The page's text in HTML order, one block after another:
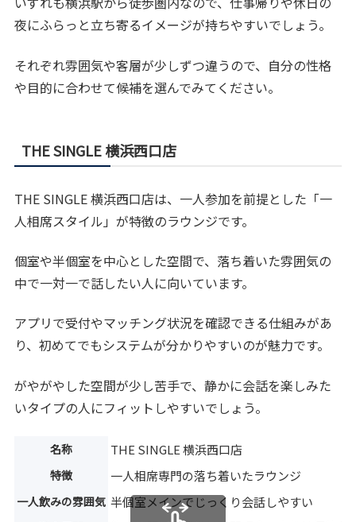
夜にふらっと立ち寄るイメージが持ちやすいでしょう。
それぞれ雰囲気や客層が少しずつ違うので、自分の性格
や目的に合わせて候補を選んでみてください。
THE SINGLE 横浜西口店
THE SINGLE 横浜西口店は、一人参加を前提とした「一
人相席スタイル」が特徴のラウンジです。
個室や半個室を中心とした空間で、落ち着いた雰囲気の
中で一対一で話したい人に向いています。
アプリで受付やマッチング状況を確認できる仕組みがあ
り、初めてでもシステムが分かりやすいのが魅力です。
がやがやした空間が少し苦手で、静かに会話を楽しみた
いタイプの人にフィットしやすいでしょう。
名称 THE SINGLE 横浜西口店
特徴 一人相席専門の落ち着いたラウンジ
一人飲みの雰囲気 半個室メインでじっくり会話しやすい